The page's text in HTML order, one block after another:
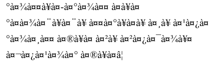
°à¤¾à¤¤à¥à¤-à¤°à¤¾à¤¤ à¤à¥à¤
°à¤à¤¾à¤¨à¥à¤¨à¥ à¤¤à¤°à¥à¤à¥ à¤¸à¥ à¤¹à¤¿à¤
°à¤¾à¤¸à¤¤ à¤®à¥à¤ à¤²à¥ à¤²à¤¿à¤¯à¤¾à¥¤
à¤¬à¤¿à¤¹à¤¾à¤° à¤®à¥à¤â¦